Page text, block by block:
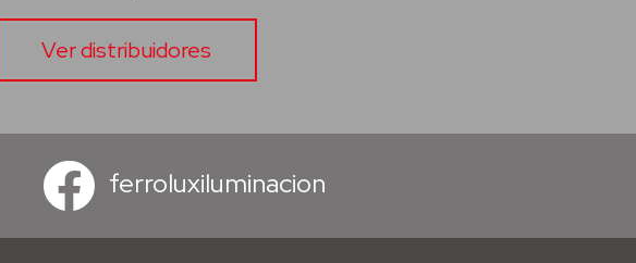
Ver distribuidores
ferroluxiluminacion